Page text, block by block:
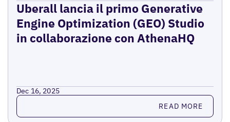
Uberall lancia il primo Generative
Engine Optimization (GEO) Studio
in collaborazione con AthenaHQ
Dec 16, 2025
Read more READ MORE